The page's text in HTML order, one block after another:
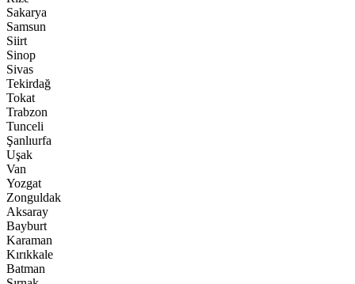
Sakarya
Samsun
Siirt
Sinop
Sivas
Tekirdağ
Tokat
Trabzon
Tunceli
Şanlıurfa
Uşak
Van
Yozgat
Zonguldak
Aksaray
Bayburt
Karaman
Kırıkkale
Batman